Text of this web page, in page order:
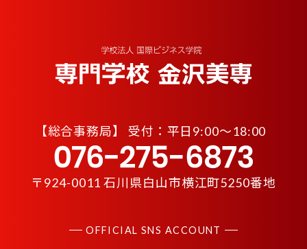
【総合事務局】 受付：平日9:00〜18:00
〒924-0011 石川県白山市横江町5250番地
OFFICIAL SNS ACCOUNT